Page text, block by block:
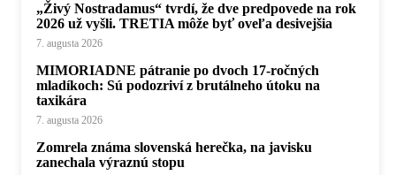
„Živý Nostradamus“ tvrdí, že dve predpovede na rok
2026 už vyšli. TRETIA môže byť oveľa desivejšia
7. augusta 2026
MIMORIADNE pátranie po dvoch 17-ročných
mladíkoch: Sú podozriví z brutálneho útoku na
taxikára
7. augusta 2026
Zomrela známa slovenská herečka, na javisku
zanechala výraznú stopu